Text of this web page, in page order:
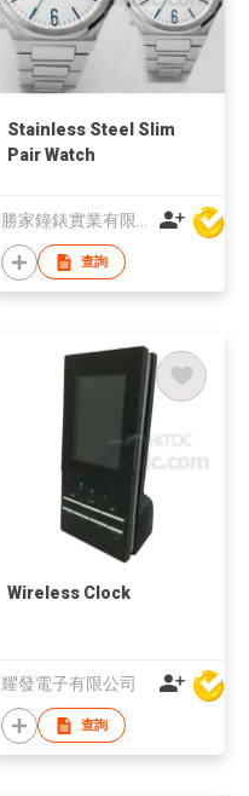
Stainless Steel Slim
Pair Watch
查詢
Wireless Clock
耀發電子有限公司
查詢